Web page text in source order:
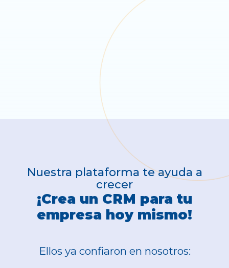
Nuestra plataforma te ayuda a
crecer
¡Crea un CRM para tu
empresa hoy mismo!
Ellos ya confiaron en nosotros: